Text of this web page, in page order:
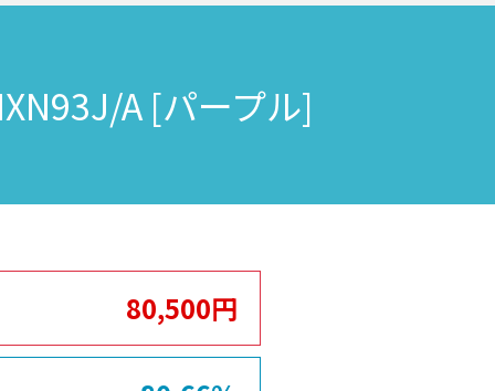
A [パープル]
80,500円